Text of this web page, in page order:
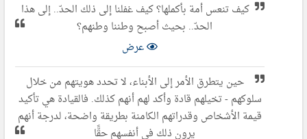
كيف تنعس أمة بأكملها؟ كيف غفلنا إلى ذلك الحدّ.. إلى هذا
الحدّ.. بحيث أصبح وطننا وطنهم؟
عرض
حين يتطرق الأمر إلى الأبناء، لا تحدد هويتهم من خلال
سلوكهم - تخيلهم قادة وأكد لهم أنهم كذلك. فالقيادة هي تأكيد
قيمة الأشخاص وقدراتهم الكامنة بطريقة واضحة، لدرجة أنهم
يرون ذلك في أنفسهم حقًّا